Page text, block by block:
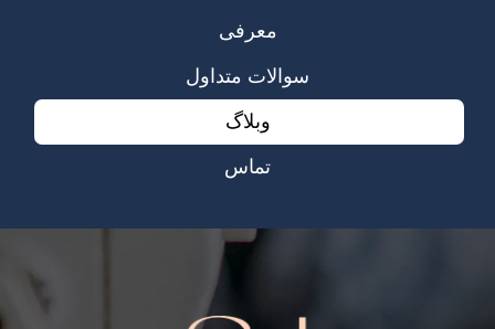
معرفی
سوالات متداول
وبلاگ
تماس